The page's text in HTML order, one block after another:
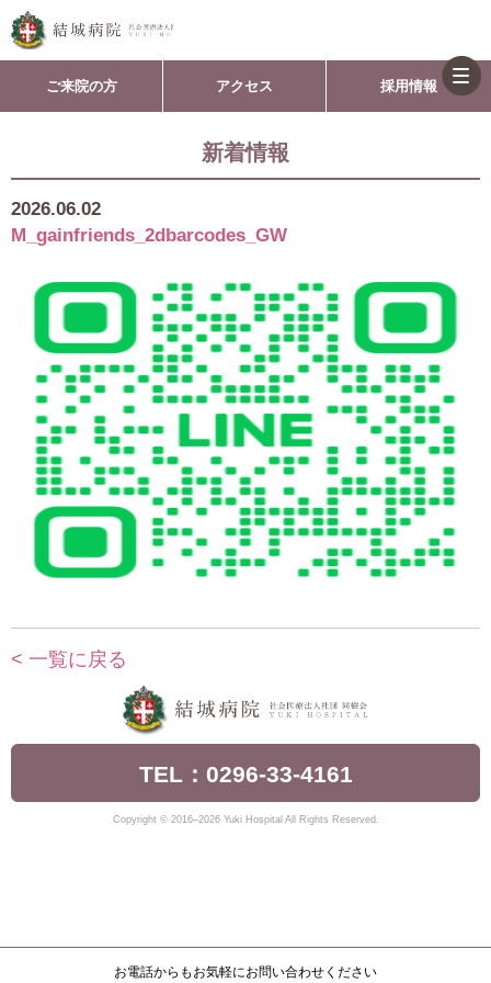
ご来院の方 アクセス 採用情報
新着情報
2026.06.02
M_gainfriends_2dbarcodes_GW
< 一覧に戻る
TEL：0296-33-4161
Copyright © 2016–2026 Yuki Hospital All Rights Reserved.
お電話からもお気軽にお問い合わせください